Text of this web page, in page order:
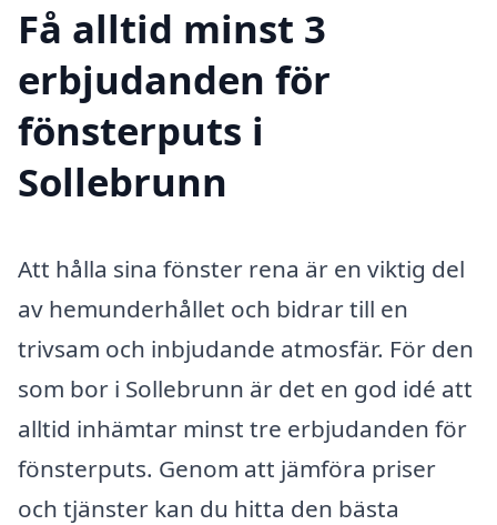
Få alltid minst 3
erbjudanden för
fönsterputs i
Sollebrunn
Att hålla sina fönster rena är en viktig del
av hemunderhållet och bidrar till en
trivsam och inbjudande atmosfär. För den
som bor i Sollebrunn är det en god idé att
alltid inhämtar minst tre erbjudanden för
fönsterputs. Genom att jämföra priser
och tjänster kan du hitta den bästa